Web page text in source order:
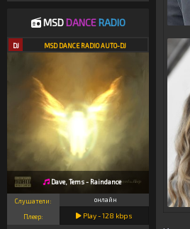
MSDDANCE RADIO
DJ MSD DANCE RADIO AUTO-DJ
Dave, Tems - Raindance
Слушатели: онлайн
Плеер: Play -128 kbps